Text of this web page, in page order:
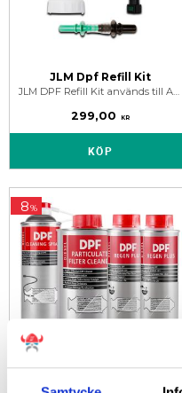
JLM Dpf Refill Kit
JLM DPF Refill Kit används till Art.nr. J02260 JLM Diesel DPF Refill Additiv Vätska.
299,00 KR
KÖP
8%